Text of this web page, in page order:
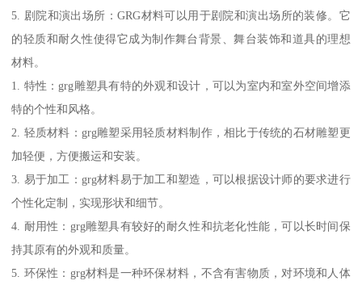
5. 剧院和演出场所：GRG材料可以用于剧院和演出场所的装修。它
的轻质和耐久性使得它成为制作舞台背景、舞台装饰和道具的理想
材料。
1. 特性：grg雕塑具有特的外观和设计，可以为室内和室外空间增添
特的个性和风格。
2. 轻质材料：grg雕塑采用轻质材料制作，相比于传统的石材雕塑更
加轻便，方便搬运和安装。
3. 易于加工：grg材料易于加工和塑造，可以根据设计师的要求进行
个性化定制，实现形状和细节。
4. 耐用性：grg雕塑具有较好的耐久性和抗老化性能，可以长时间保
持其原有的外观和质量。
5. 环保性：grg材料是一种环保材料，不含有害物质，对环境和人体